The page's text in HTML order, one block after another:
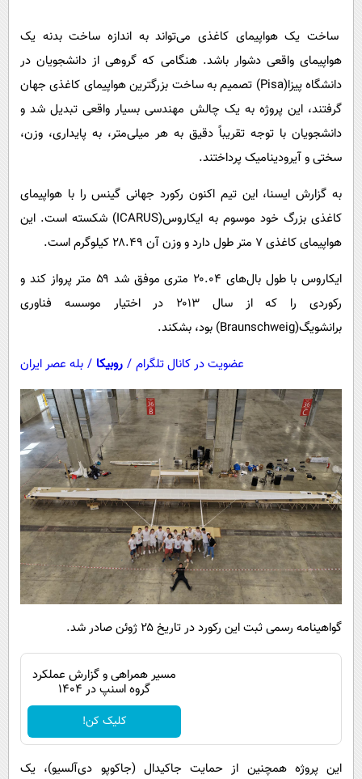
فناوری
گوناگون
محیط زیست
فرهنگی
بین الملل
اجتماعی
حیات وحش
سیاست خارجی
روانشناسی
آشپزی
ساخت یک هواپیمای کاغذی می‌تواند به اندازه ساخت بدنه یک
هواپیمای واقعی دشوار باشد. هنگامی که گروهی از دانشجویان در
دانشگاه پیزا(Pisa) تصمیم به ساخت بزرگترین هواپیمای کاغذی جهان
گرفتند، این پروژه به یک چالش مهندسی بسیار واقعی تبدیل شد و
دانشجویان با توجه تقریباً دقیق به هر میلی‌متر، به پایداری، وزن،
سختی و آیرودینامیک پرداختند.
به گزارش ایسنا، این تیم اکنون رکورد جهانی گینس را با هواپیمای
کاغذی بزرگ خود موسوم به ایکاروس(ICARUS) شکسته است. این
هواپیمای کاغذی ۷ متر طول دارد و وزن آن ۲۸.۴۹ کیلوگرم است.
ایکاروس با طول بال‌های ۲۰.۰۴ متری موفق شد ۵۹ متر پرواز کند و
رکوردی را که از سال ۲۰۱۳ در اختیار موسسه فناوری
برانشویگ(Braunschweig) بود، بشکند.
عضویت در کانال تلگرام / روبیکا / بله عصر ایران
گواهینامه رسمی ثبت این رکورد در تاریخ ۲۵ ژوئن صادر شد.
مسیر همراهی و گزارش عملکرد
گروه اسنپ در ۱۴۰۴
کلیک کن!
این پروژه همچنین از حمایت جاکیدال (جاکوپو دی‌آلسیو)، یک